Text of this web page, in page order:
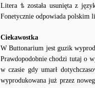
Litera ѣ została usunięta z
Fonetycznie odpowiada polskim
Ciekawostka
W Buttonarium jest guzik
Prawdopodobnie chodzi tutaj o
w czasie gdy umarł
wyprodukowana już przez